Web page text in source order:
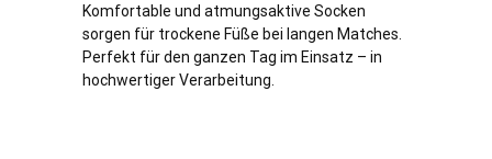
Komfortable und atmungsaktive Socken
sorgen für trockene Füße bei langen Matches.
Perfekt für den ganzen Tag im Einsatz – in
hochwertiger Verarbeitung.